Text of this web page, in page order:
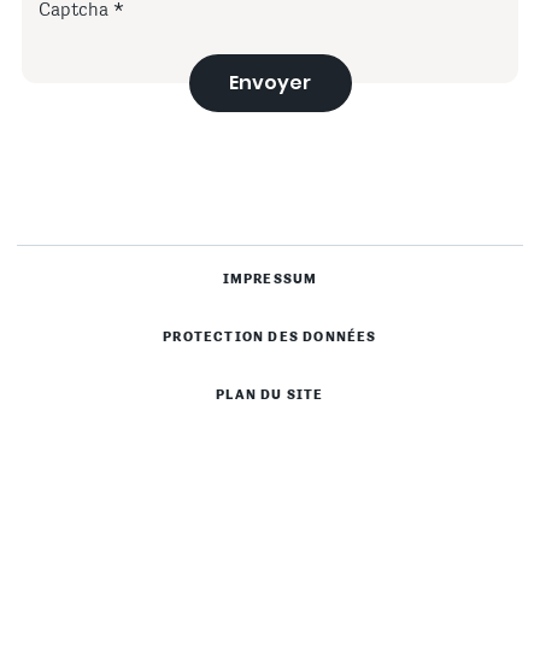
Captcha
Envoyer
IMPRESSUM
PROTECTION DES DONNÉES
PLAN DU SITE